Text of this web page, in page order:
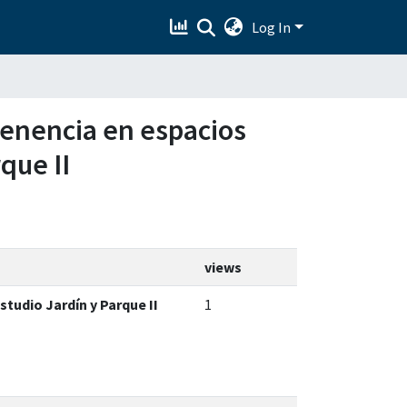
Log In
en espacios
II
views
Jardín y Parque II 1